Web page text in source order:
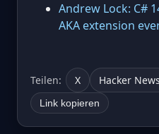
Andrew Lock: C#
AKA extension
Teilen: X Hacker News
Link kopieren